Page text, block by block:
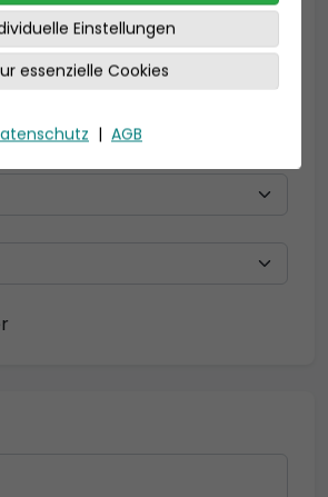
Einstellungen
essenzielle Cookies
| AGB